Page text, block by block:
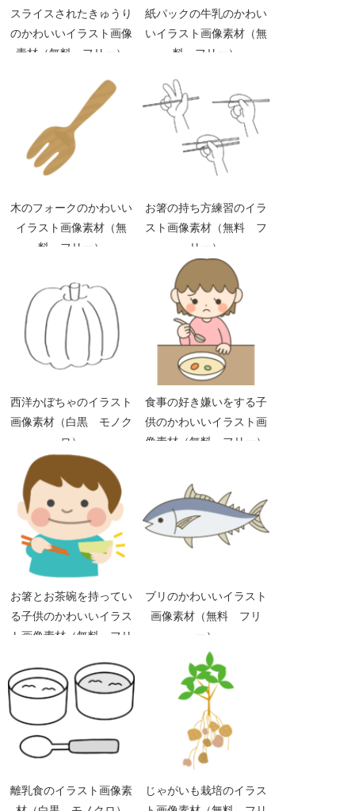
スライスされたきゅうり
のかわいいイラスト画像
素材（無料 フリー）
紙パックの牛乳のかわい
いイラスト画像素材（無
料 フリー）
木のフォークのかわいい
イラスト画像素材（無
料 フリー）
お箸の持ち方練習のイラ
スト画像素材（無料 フ
リー）
西洋かぼちゃのイラスト
画像素材（白黒 モノク
ロ）
食事の好き嫌いをする子
供のかわいいイラスト画
像素材（無料、フリー）
お箸とお茶碗を持ってい
る子供のかわいいイラス
ト画像素材（無料 フリ
ブリのかわいいイラスト
画像素材（無料 フリ
ー）
離乳食のイラスト画像素
じゃがいも栽培のイラス